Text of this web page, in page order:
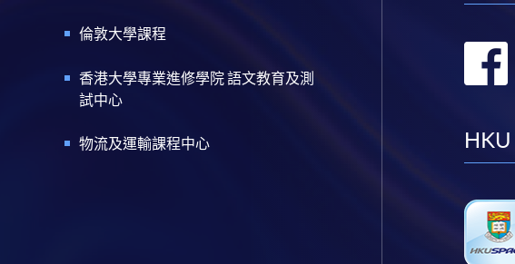
倫敦大學課程
香港大學專業進修學院 語文教育及測
試中心
物流及運輸課程中心 HKU